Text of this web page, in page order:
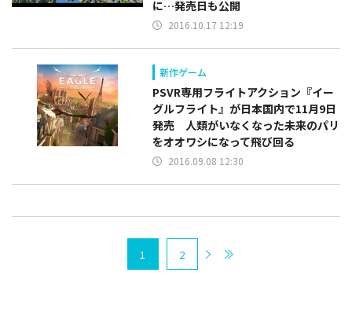
に…発売日も公開
2016.10.17 12:19
新作ゲーム
PSVR専用フライトアクション『イー
グルフライト』が日本国内で11月9日
発売 人類がいなくなった未来のパリ
をオオワシになって飛び回る
2016.09.08 12:30
1 2